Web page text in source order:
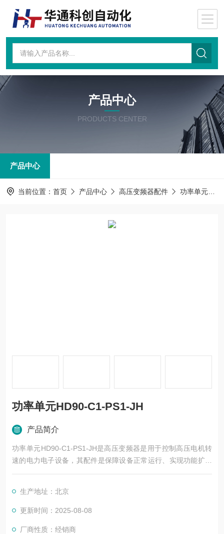
产品中心
PRODUCTS CENTER
产品中心
当前位置： 首页 产品中心 高压变频器配件 功率单元
功率单元HD90-C1-PS1-JH
产品简介
功率单元HD90-C1-PS1-JH是高压变频器是用于控制高压电机转
速的电力电子设备，其配件是保障设备正常运行、实现功能扩展
及维护维修的重要组成部分。这些配件种类繁多，涵盖了功率变
生产地址：北京
更新时间：2025-08-08
厂商性质：经销商